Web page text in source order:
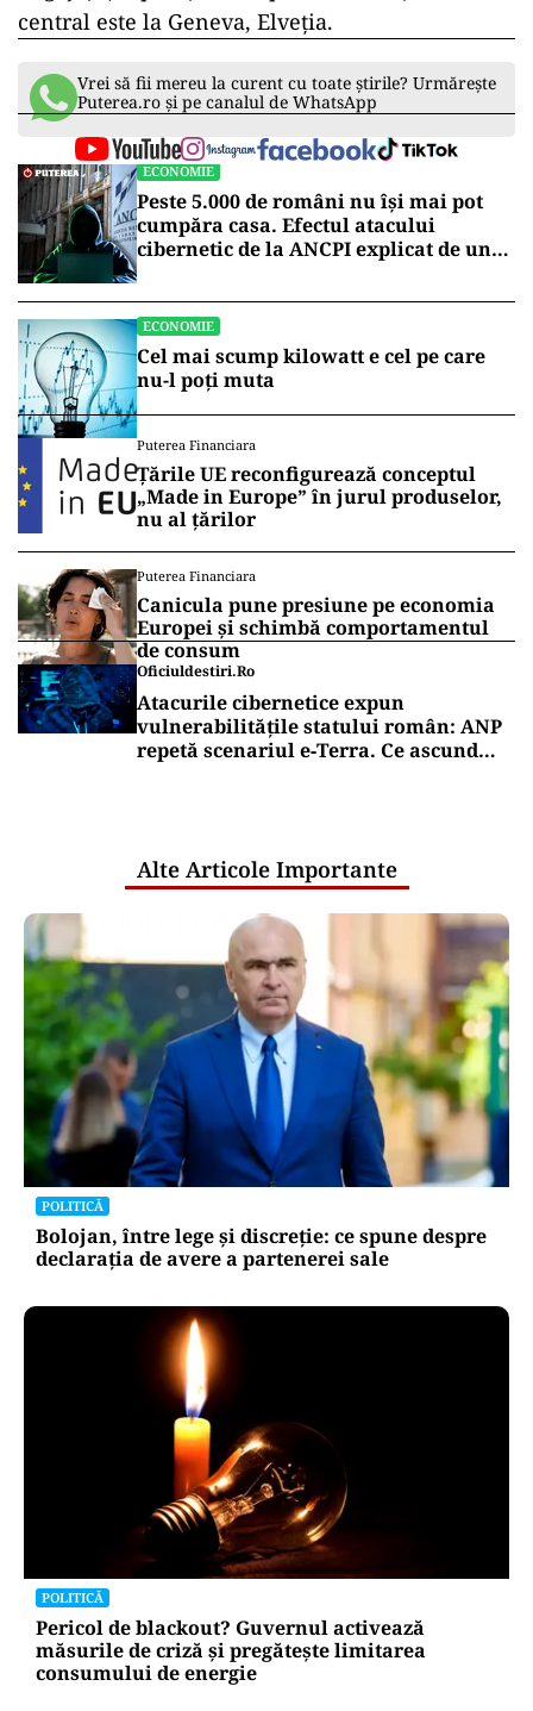
central este la Geneva, Elveția.
Vrei să fii mereu la curent cu toate știrile? Urmărește
Puterea.ro și pe canalul de WhatsApp
ECONOMIE
Peste 5.000 de români nu își mai pot
cumpăra casa. Efectul atacului
cibernetic de la ANCPI explicat de un
ECONOMIE
Cel mai scump kilowatt e cel pe care
nu-l poți muta
Puterea Financiara
Țările UE reconfigurează conceptul
„Made in Europe” în jurul produselor,
nu al țărilor
Puterea Financiara
Canicula pune presiune pe economia
Europei și schimbă comportamentul
de consum
Oficiuldestiri.ro
Atacurile cibernetice expun
vulnerabilitățile statului român: ANP
repetă scenariul e‑Terra. Ce ascund
Alte Articole Importante
POLITICĂ
Bolojan, între lege și discreție: ce spune despre
declarația de avere a partenerei sale
POLITICĂ
Pericol de blackout? Guvernul activează
măsurile de criză și pregătește limitarea
consumului de energie